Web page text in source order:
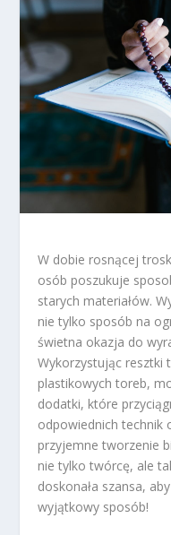
W dobie rosnącej
osób poszukuje
starych materiałów.
nie tylko sposób na
świetna okazja do
Wykorzystując resztki
plastikowych toreb,
dodatki, które
odpowiednich technik
przyjemne tworzenie
nie tylko twórcę, ale
doskonała szansa,
wyjątkowy sposób!